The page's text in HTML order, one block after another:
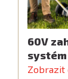
60V
systém
Zobrazit